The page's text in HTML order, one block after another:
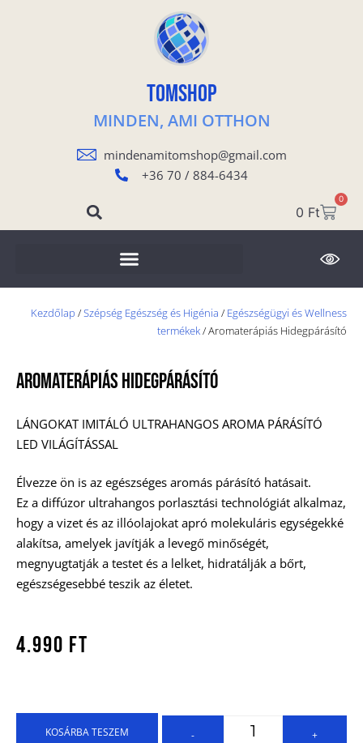
TOMSHOP
MINDEN, AMI OTTHON
mindenamitomshop@gmail.com
+36 70 / 884-6434
0 Ft
0
Kezdőlap /Szépség Egészség és Higénia / Egészségügyi és Wellness
termékek/ Aromaterápiás Hidegpárásító
Aromaterápiás Hidegpárásító
LÁNGOKAT IMITÁLÓ ULTRAHANGOS AROMA PÁRÁSÍTÓ
LED VILÁGÍTÁSSAL
Élvezze ön is az egészséges aromás párásító hatásait.
Ez a diffúzor ultrahangos porlasztási technológiát alkalmaz,
hogy a vizet és az illóolajokat apró molekuláris egységekké
alakítsa, amelyek javítják a levegő minőségét,
megnyugtatják a testet és a lelket, hidratálják a bőrt,
egészségesebbé teszik az életet.
4.990 Ft
- +
KOSÁRBA TESZEM